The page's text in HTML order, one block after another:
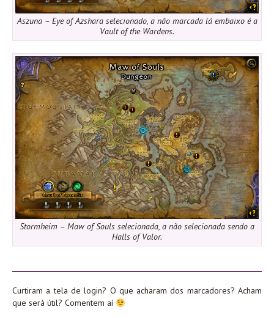
Aszuna – Eye of Azshara selecionado, a não marcada lá embaixo é a
Vault of the Wardens.
Stormheim – Maw of Souls selecionada, a não selecionada sendo a
Halls of Valor.
Curtiram a tela de login? O que acharam dos marcadores? Acham
que será útil? Comentem aí